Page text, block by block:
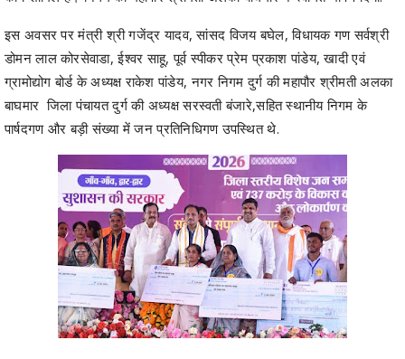
इस अवसर पर मंत्री श्री गजेंद्र यादव, सांसद विजय बघेल, विधायक गण सर्वश्री
डोमन लाल कोरसेवाडा, ईश्वर साहू, पूर्व स्पीकर प्रेम प्रकाश पांडेय, खादी एवं
ग्रामोद्योग बोर्ड के अध्यक्ष राकेश पांडेय, नगर निगम दुर्ग की महापौर श्रीमती अलका
बाघमार जिला पंचायत दुर्ग की अध्यक्ष सरस्वती बंजारे,सहित स्थानीय निगम के
पार्षदगण और बड़ी संख्या में जन प्रतिनिधिगण उपस्थित थे.